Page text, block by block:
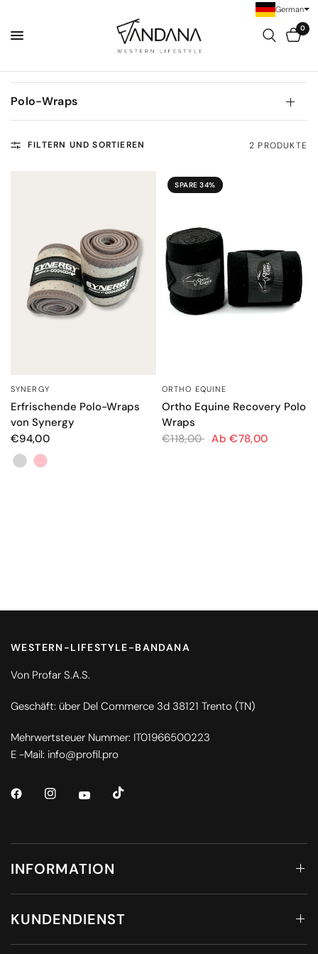
0
Polo-Wraps
FILTERN UND SORTIEREN 2 PRODUKTE
SYNERGY
Erfrischende Polo-Wraps
von Synergy
€94,00
Farbe
SPARE 34%
SCHNELLANSICHT
ORTHO EQUINE
Ortho Equine Recovery Polo
Wraps
€118,00 Ab €78,00
WESTERN-LIFESTYLE-BANDANA
Von Profar S.A.S.
Geschäft: über Del Commerce 3d 38121 Trento (TN)
Mehrwertsteuer Nummer: IT01966500223
E -Mail: info@profil.pro
INFORMATION
KUNDENDIENST
German